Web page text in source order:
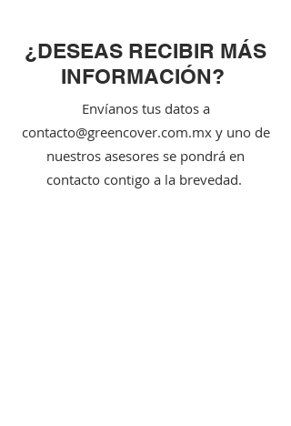
¿DESEAS RECIBIR MÁS
INFORMACIÓN?
Envíanos tus datos a
contacto@greencover.com.mxy uno de
nuestros asesores se pondrá en
contacto contigo a la brevedad.